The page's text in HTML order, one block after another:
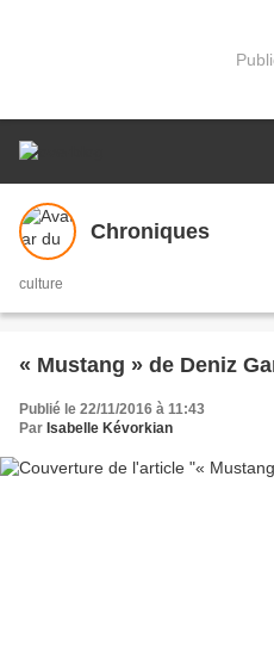
Chroniques
culture
« Mustang » de Deniz
Publié le 22/11/2016 à 11:43
Par Isabelle Kévorkian